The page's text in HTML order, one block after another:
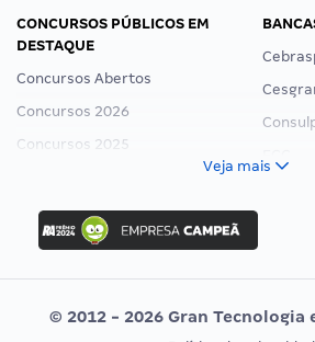
CONCURSOS PÚBLICOS EM
DESTAQUE
Concursos Abertos
Concursos 2026
Concursos 2025
Concurso Ibama
Concurso MPU
Editais publicados
Vunesp
Veja mais
© 2012 - 2026 Gran Tecnologia